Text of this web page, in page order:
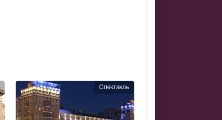
Спектакль